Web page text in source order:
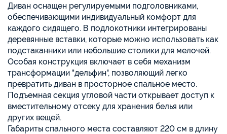
Диван оснащен регулируемыми подголовниками,
обеспечивающими индивидуальный комфорт для
каждого сидящего. В подлокотники интегрированы
деревянные вставки, которые можно использовать как
подстаканники или небольшие столики для мелочей.
Особая конструкция включает в себя механизм
трансформации "дельфин", позволяющий легко
превратить диван в просторное спальное место.
Подъемная секция угловой части открывает доступ к
вместительному отсеку для хранения белья или
других вещей.
Габариты спального места составляют 220 см в длину